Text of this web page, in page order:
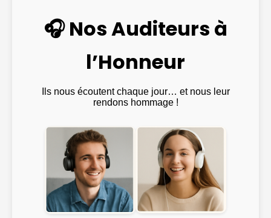
🎧 Nos Auditeurs à
l’Honneur
Ils nous écoutent chaque jour… et nous leur
rendons hommage !